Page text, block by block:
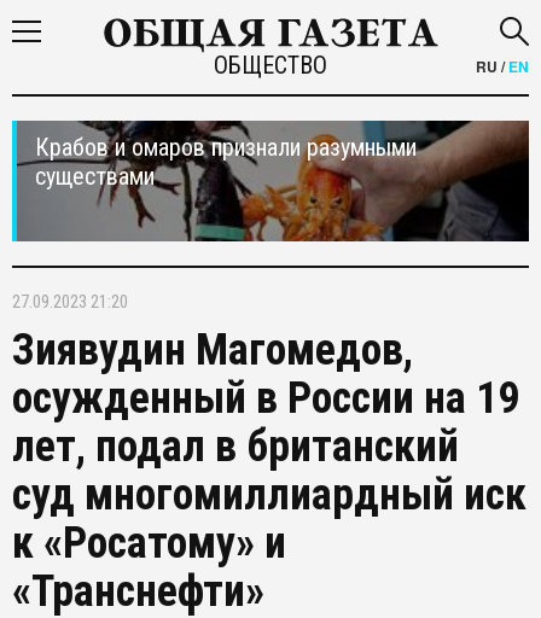
ОБЩЕСТВО RU /EN
Крабов и омаров признали разумными
существами
27.09.2023 21:20
Зиявудин Магомедов,
осужденный в России на 19
лет, подал в британский
суд многомиллиардный иск
к «Росатому» и
«Транснефти»